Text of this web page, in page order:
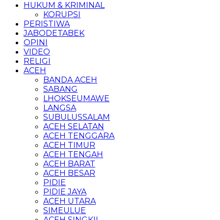
HUKUM & KRIMINAL
KORUPSI
PERISTIWA
JABODETABEK
OPINI
VIDEO
RELIGI
ACEH
BANDA ACEH
SABANG
LHOKSEUMAWE
LANGSA
SUBULUSSALAM
ACEH SELATAN
ACEH TENGGARA
ACEH TIMUR
ACEH TENGAH
ACEH BARAT
ACEH BESAR
PIDIE
PIDIE JAYA
ACEH UTARA
SIMEULUE